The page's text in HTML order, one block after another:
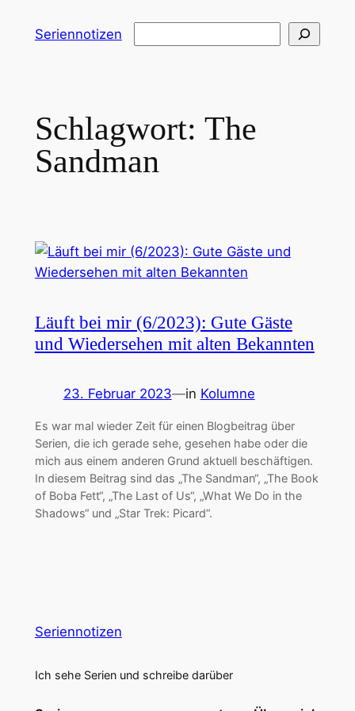
InhaltSeriennotizen
Schlagwort: The
Sandman
Läuft bei mir (6/2023): Gute Gäste
und Wiedersehen mit alten Bekannten
23. Februar 2023—in Kolumne
Es war mal wieder Zeit für einen Blogbeitrag über
Serien, die ich gerade sehe, gesehen habe oder die
mich aus einem anderen Grund aktuell beschäftigen.
In diesem Beitrag sind das „The Sandman“, „The Book
of Boba Fett“, „The Last of Us“, „What We Do in the
Shadows“ und „Star Trek: Picard“.
Seriennotizen
Ich sehe Serien und schreibe darüber